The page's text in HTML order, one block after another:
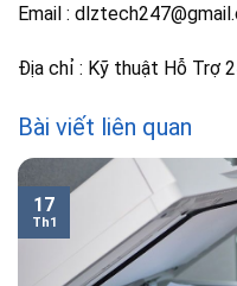
Email :
Địa chỉ : Kỹ thuật Hỗ Trợ
Bài viết liên quan
17
Th1